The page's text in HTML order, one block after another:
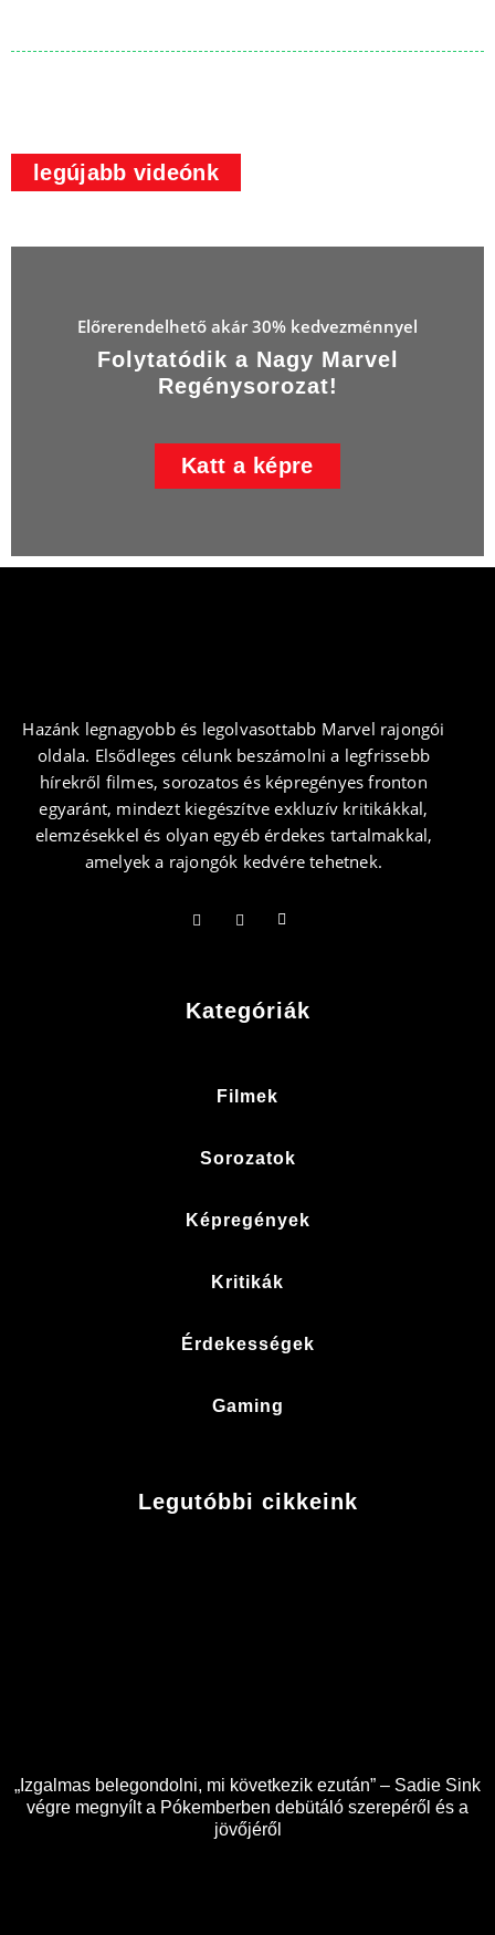
legújabb videónk
Előrerendelhető akár 30% kedvezménnyel
Folytatódik a Nagy Marvel
Regénysorozat!
Katt a képre
Hazánk legnagyobb és legolvasottabb Marvel rajongói
oldala. Elsődleges célunk beszámolni a legfrissebb
hírekről filmes, sorozatos és képregényes fronton
egyaránt, mindezt kiegészítve exkluzív kritikákkal,
elemzésekkel és olyan egyéb érdekes tartalmakkal,
amelyek a rajongók kedvére tehetnek.
Kategóriák
Filmek
Sorozatok
Képregények
Kritikák
Érdekességek
Gaming
Legutóbbi cikkeink
„Izgalmas belegondolni, mi következik ezután” – Sadie Sink
végre megnyílt a Pókemberben debütáló szerepéről és a
jövőjéről